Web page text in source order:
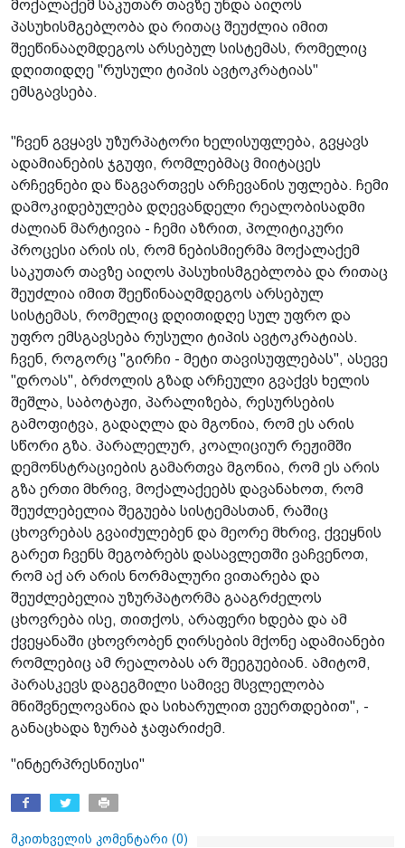
მოქალაქემ საკუთარ თავზე უნდა აიღოს
პასუხისმგებლობა და რითაც შეუძლია იმით
შეეწინააღმდეგოს არსებულ სისტემას, რომელიც
დღითიდღე "რუსული ტიპის ავტოკრატიას"
ემსგავსება.
"ჩვენ გვყავს უზურპატორი ხელისუფლება, გვყავს
ადამიანების ჯგუფი, რომლებმაც მიიტაცეს
არჩევნები და წაგვართვეს არჩევანის უფლება. ჩემი
დამოკიდებულება დღევანდელი რეალობისადმი
ძალიან მარტივია - ჩემი აზრით, პოლიტიკური
პროცესი არის ის, რომ ნებისმიერმა მოქალაქემ
საკუთარ თავზე აიღოს პასუხისმგებლობა და რითაც
შეუძლია იმით შეეწინააღმდეგოს არსებულ
სისტემას, რომელიც დღითიდღე სულ უფრო და
უფრო ემსგავსება რუსული ტიპის ავტოკრატიას.
ჩვენ, როგორც "გირჩი - მეტი თავისუფლებას", ასევე
"დროას", ბრძოლის გზად არჩეული გვაქვს ხელის
შეშლა, საბოტაჟი, პარალიზება, რესურსების
გამოფიტვა, გადაღლა და მგონია, რომ ეს არის
სწორი გზა. პარალელურ, კოალიციურ რეჟიმში
დემონსტრაციების გამართვა მგონია, რომ ეს არის
გზა ერთი მხრივ, მოქალაქეებს დავანახოთ, რომ
შეუძლებელია შეგუება სისტემასთან, რაშიც
ცხოვრებას გვაიძულებენ და მეორე მხრივ, ქვეყნის
გარეთ ჩვენს მეგობრებს დასავლეთში ვაჩვენოთ,
რომ აქ არ არის ნორმალური ვითარება და
შეუძლებელია უზურპატორმა გააგრძელოს
ცხოვრება ისე, თითქოს, არაფერი ხდება და ამ
ქვეყანაში ცხოვრობენ ღირსების მქონე ადამიანები
რომლებიც ამ რეალობას არ შეეგუებიან. ამიტომ,
პარასკევს დაგეგმილი სამივე მსვლელობა
მნიშვნელოვანია და სიხარულით ვუერთდებით", -
განაცხადა ზურაბ ჯაფარიძემ.
"ინტერპრესნიუსი"
მკითხველის კომენტარი (0)